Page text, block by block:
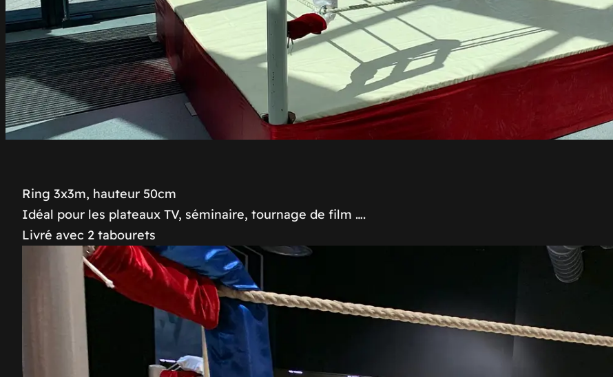
Ring 3x3m, hauteur 50cm
Idéal pour les plateaux TV, séminaire, tournage de film ….
Livré avec 2 tabourets